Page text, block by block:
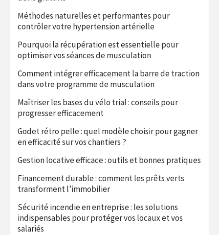
Méthodes naturelles et performantes pour
contrôler votre hypertension artérielle
Pourquoi la récupération est essentielle pour
optimiser vos séances de musculation
Comment intégrer efficacement la barre de traction
dans votre programme de musculation
Maîtriser les bases du vélo trial : conseils pour
progresser efficacement
Godet rétro pelle : quel modèle choisir pour gagner
en efficacité sur vos chantiers ?
Gestion locative efficace : outils et bonnes pratiques
Financement durable : comment les prêts verts
transforment l’immobilier
Sécurité incendie en entreprise : les solutions
indispensables pour protéger vos locaux et vos
salariés